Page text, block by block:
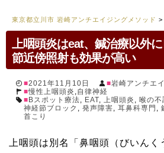
東京都立川市 岩崎アンチエイジングメソッド
上咽頭炎はeat、鍼治療以外
節近傍照射も効果が高い
2021年11月10日
岩崎アンチエ
慢性上咽頭炎 ,自律神経
Bスポット療法, EAT, 上咽頭炎 , 喉の不
神経節ブロック , 発声障害, 耳鼻科専門 ,
首こり
上咽頭は別名「鼻咽頭（びいん